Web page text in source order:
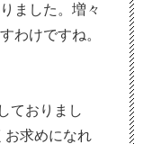
ました。増々
わけですね。
ておりまし
お求めになれ